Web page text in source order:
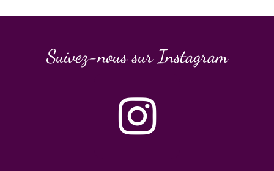
Suivez-nous sur Instagram